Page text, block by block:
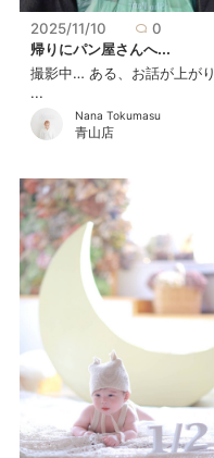
2025/11/10
0
帰りにパン屋さんへ...
撮影中… ある、お話が上がり
...
Nana Tokumasu
青山店